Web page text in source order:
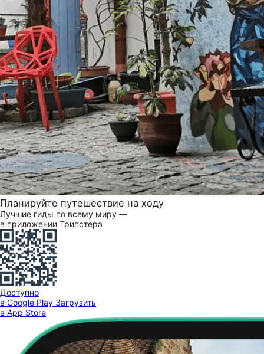
Планируйте путешествие на ходу
Лучшие гиды по всему миру —
в приложении Трипстера
Доступно
в Google Play Загрузить
в App Store